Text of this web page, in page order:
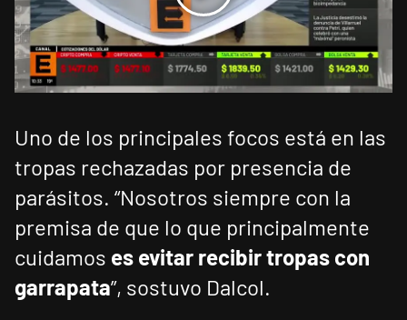
Uno de los principales focos está en las
tropas rechazadas por presencia de
parásitos. “Nosotros siempre con la
premisa de que lo que principalmente
cuidamos es evitar recibir tropas con
garrapata”, sostuvo Dalcol.